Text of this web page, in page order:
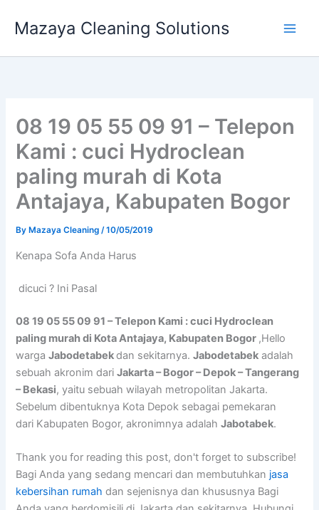
Mazaya Cleaning Solutions
08 19 05 55 09 91 – Telepon
Kami : cuci Hydroclean
paling murah di Kota
Antajaya, Kabupaten Bogor
By Mazaya Cleaning/10/05/2019
Kenapa Sofa Andа Hаruѕ
dicuci ? Ini Pasal
08 19 05 55 09 91 – Telepon Kami : cuci Hydroclean
paling murah di Kota Antajaya, Kabupaten Bogor ,Hello
wargaJabodetabekdan sekitarnya.Jabodetabek adalah
sebuah akronim dariJakarta – Bogor – Depok – Tangerang
– Bekasi, yaitu sebuah wilayah metropolitan Jakarta.
Sebelum dibentuknya Kota Depok sebagai pemekaran
dari Kabupaten Bogor, akronimnya adalahJabotabek.
Thank you for reading this post, don't forget to subscribe!
Bagi Anda yang sedang mencari dan membutuhkan jasa
kebersihan rumah dan sejenisnya dan khususnya Bagi